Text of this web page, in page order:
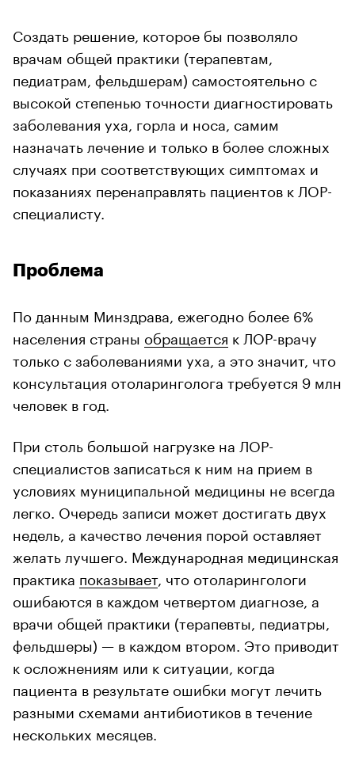
Создать решение, которое бы позволяло
врачам общей практики (терапевтам,
педиатрам, фельдшерам) самостоятельно с
высокой степенью точности диагностировать
заболевания уха, горла и носа, самим
назначать лечение и только в более сложных
случаях при соответствующих симптомах и
показаниях перенаправлять пациентов к ЛОР-
специалисту.
Проблема
По данным Минздрава, ежегодно более 6%
населения страны обращается к ЛОР-врачу
только с заболеваниями уха, а это значит, что
консультация отоларинголога требуется 9 млн
человек в год.
При столь большой нагрузке на ЛОР-
специалистов записаться к ним на прием в
условиях муниципальной медицины не всегда
легко. Очередь записи может достигать двух
недель, а качество лечения порой оставляет
желать лучшего. Международная медицинская
практика показывает, что отоларингологи
ошибаются в каждом четвертом диагнозе, а
врачи общей практики (терапевты, педиатры,
фельдшеры) — в каждом втором. Это приводит
к осложнениям или к ситуации, когда
пациента в результате ошибки могут лечить
разными схемами антибиотиков в течение
нескольких месяцев.